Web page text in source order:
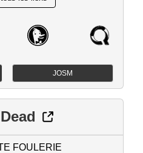
JOSM
FOULERIE